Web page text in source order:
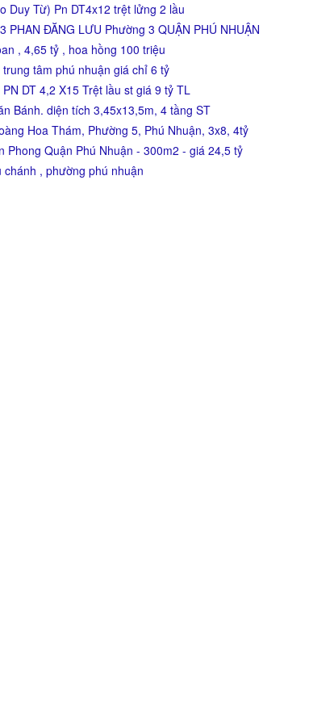
Duy Từ) Pn DT4x12 trệt lửng 2 lầu
PHAN ĐĂNG LƯU Phường 3 QUẬN PHÚ NHUẬN
, 4,65 tỷ , hoa hồng 100 triệu
tâm phú nhuận giá chỉ 6 tỷ
DT 4,2 X15 Trệt lầu st giá 9 tỷ TL
Bánh. diện tích 3,45x13,5m, 4 tầng ST
Hoa Thám, Phường 5, Phú Nhuận, 3x8, 4tỷ
Quận Phú Nhuận - 300m2 - giá 24,5 tỷ
, phường phú nhuận